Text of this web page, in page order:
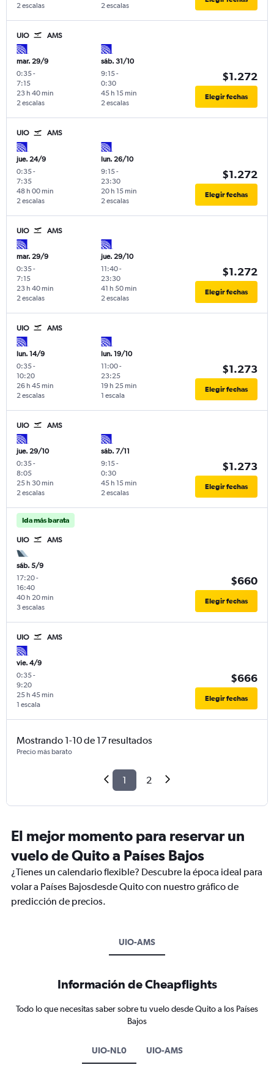
2 escalas
2 escalas
UIO AMS
mar. 29/9
0:35-
7:15
2 escalas
23 h 40 min
sáb. 31/10
9:15-
0:30
2 escalas
45 h 15 min
$1.272
Elegir fechas
UIO AMS
jue. 24/9
0:35-
7:35
2 escalas
48 h 00 min
lun. 26/10
9:15-
23:30
2 escalas
20 h 15 min
$1.272
Elegir fechas
UIO AMS
mar. 29/9
0:35-
7:15
2 escalas
23 h 40 min
jue. 29/10
11:40-
23:30
2 escalas
41 h 50 min
$1.272
Elegir fechas
UIO AMS
lun. 14/9
0:35-
10:20
2 escalas
26 h 45 min
lun. 19/10
11:00-
23:25
1 escala
19 h 25 min
$1.273
Elegir fechas
UIO AMS
jue. 29/10
0:35-
8:05
2 escalas
25 h 30 min
sáb. 7/11
9:15-
0:30
2 escalas
45 h 15 min
$1.273
Elegir fechas
Ida más barata
UIO AMS
sáb. 5/9
17:20-
16:40
3 escalas
40 h 20 min
$660
Elegir fechas
UIO AMS
vie. 4/9
0:35-
9:20
1 escala
25 h 45 min
$666
Elegir fechas
Mostrando 1-10 de 17 resultados
Precio más barato
1 2
El mejor momento para reservar un
vuelo de Quito a Países Bajos
¿Tienes un calendario flexible? Descubre la época ideal para
volar a Países Bajosdesde Quito con nuestro gráfico de
predicción de precios.
UIO-AMS
Información de Cheapflights
Todo lo que necesitas saber sobre tu vuelo desde Quito a los Países
Bajos
UIO-NL0 UIO-AMS